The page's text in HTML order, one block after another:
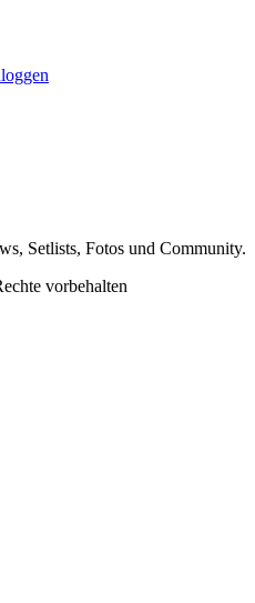
Setlists, Fotos und Community.
vorbehalten